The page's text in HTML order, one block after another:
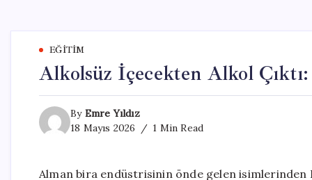
EĞITIM
Alkolsüz İçecekten Alkol
By Emre Yıldız
18 Mayıs 2026
1 Min Read
Alman bira endüstrisinin önde gelen isimlerinden